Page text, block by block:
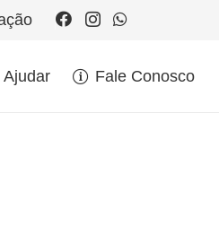
Ajudar Fale Conosco